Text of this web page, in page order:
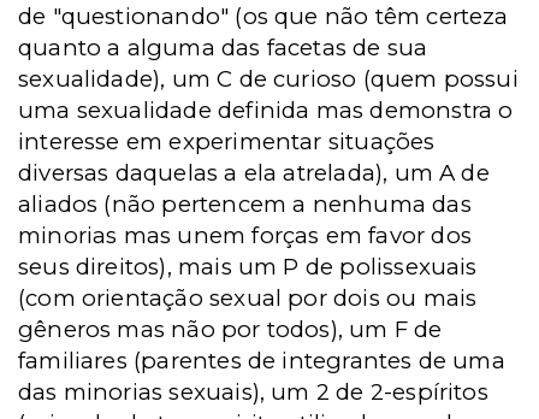
de "questionando" (os que não têm certeza
quanto a alguma das facetas de sua
sexualidade), um C de curioso (quem possui
uma sexualidade definida mas demonstra o
interesse em experimentar situações
diversas daquelas a ela atrelada), um A de
aliados (não pertencem a nenhuma das
minorias mas unem forças em favor dos
seus direitos), mais um P de polissexuais
(com orientação sexual por dois ou mais
gêneros mas não por todos), um F de
familiares (parentes de integrantes de uma
das minorias sexuais), um 2 de 2-espíritos